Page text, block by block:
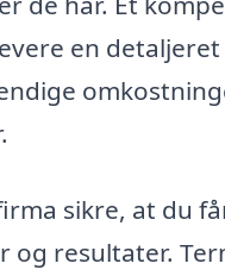
en
sikre, at du
og resultater.